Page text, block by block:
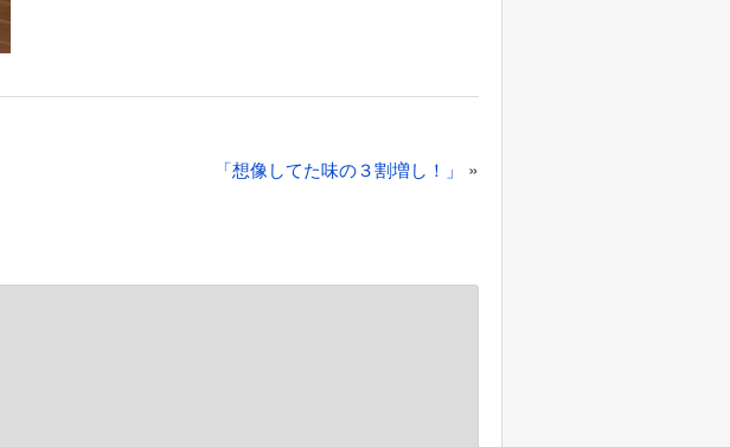
「想像してた味の３割増し！」 »